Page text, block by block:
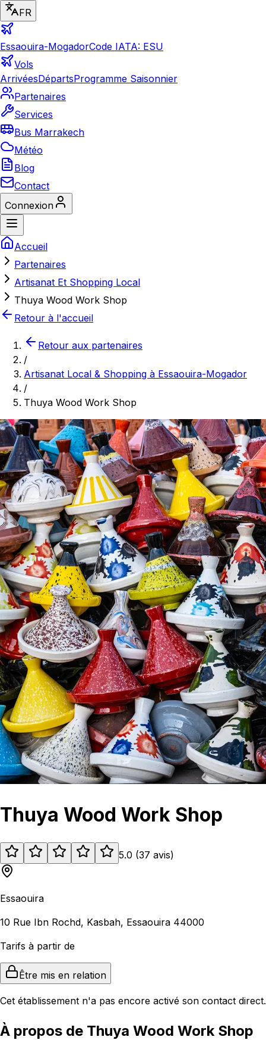
FR
Essaouira-MogadorCode IATA: ESU
Vols
ArrivéesDépartsProgramme Saisonnier
Partenaires
Services
Bus Marrakech
Météo
Blog
Contact
Connexion
Accueil
Partenaires
Artisanat Et Shopping Local
Thuya Wood Work Shop
Retour à l'accueil
Retour aux partenaires
/
Artisanat Local & Shopping à Essaouira-Mogador
/
Thuya Wood Work Shop
Thuya Wood Work Shop
5.0 (37 avis)
Essaouira
10 Rue Ibn Rochd, Kasbah, Essaouira 44000
Tarifs à partir de
Être mis en relation
Cet établissement n'a pas encore activé son contact direct.
À propos de Thuya Wood Work Shop